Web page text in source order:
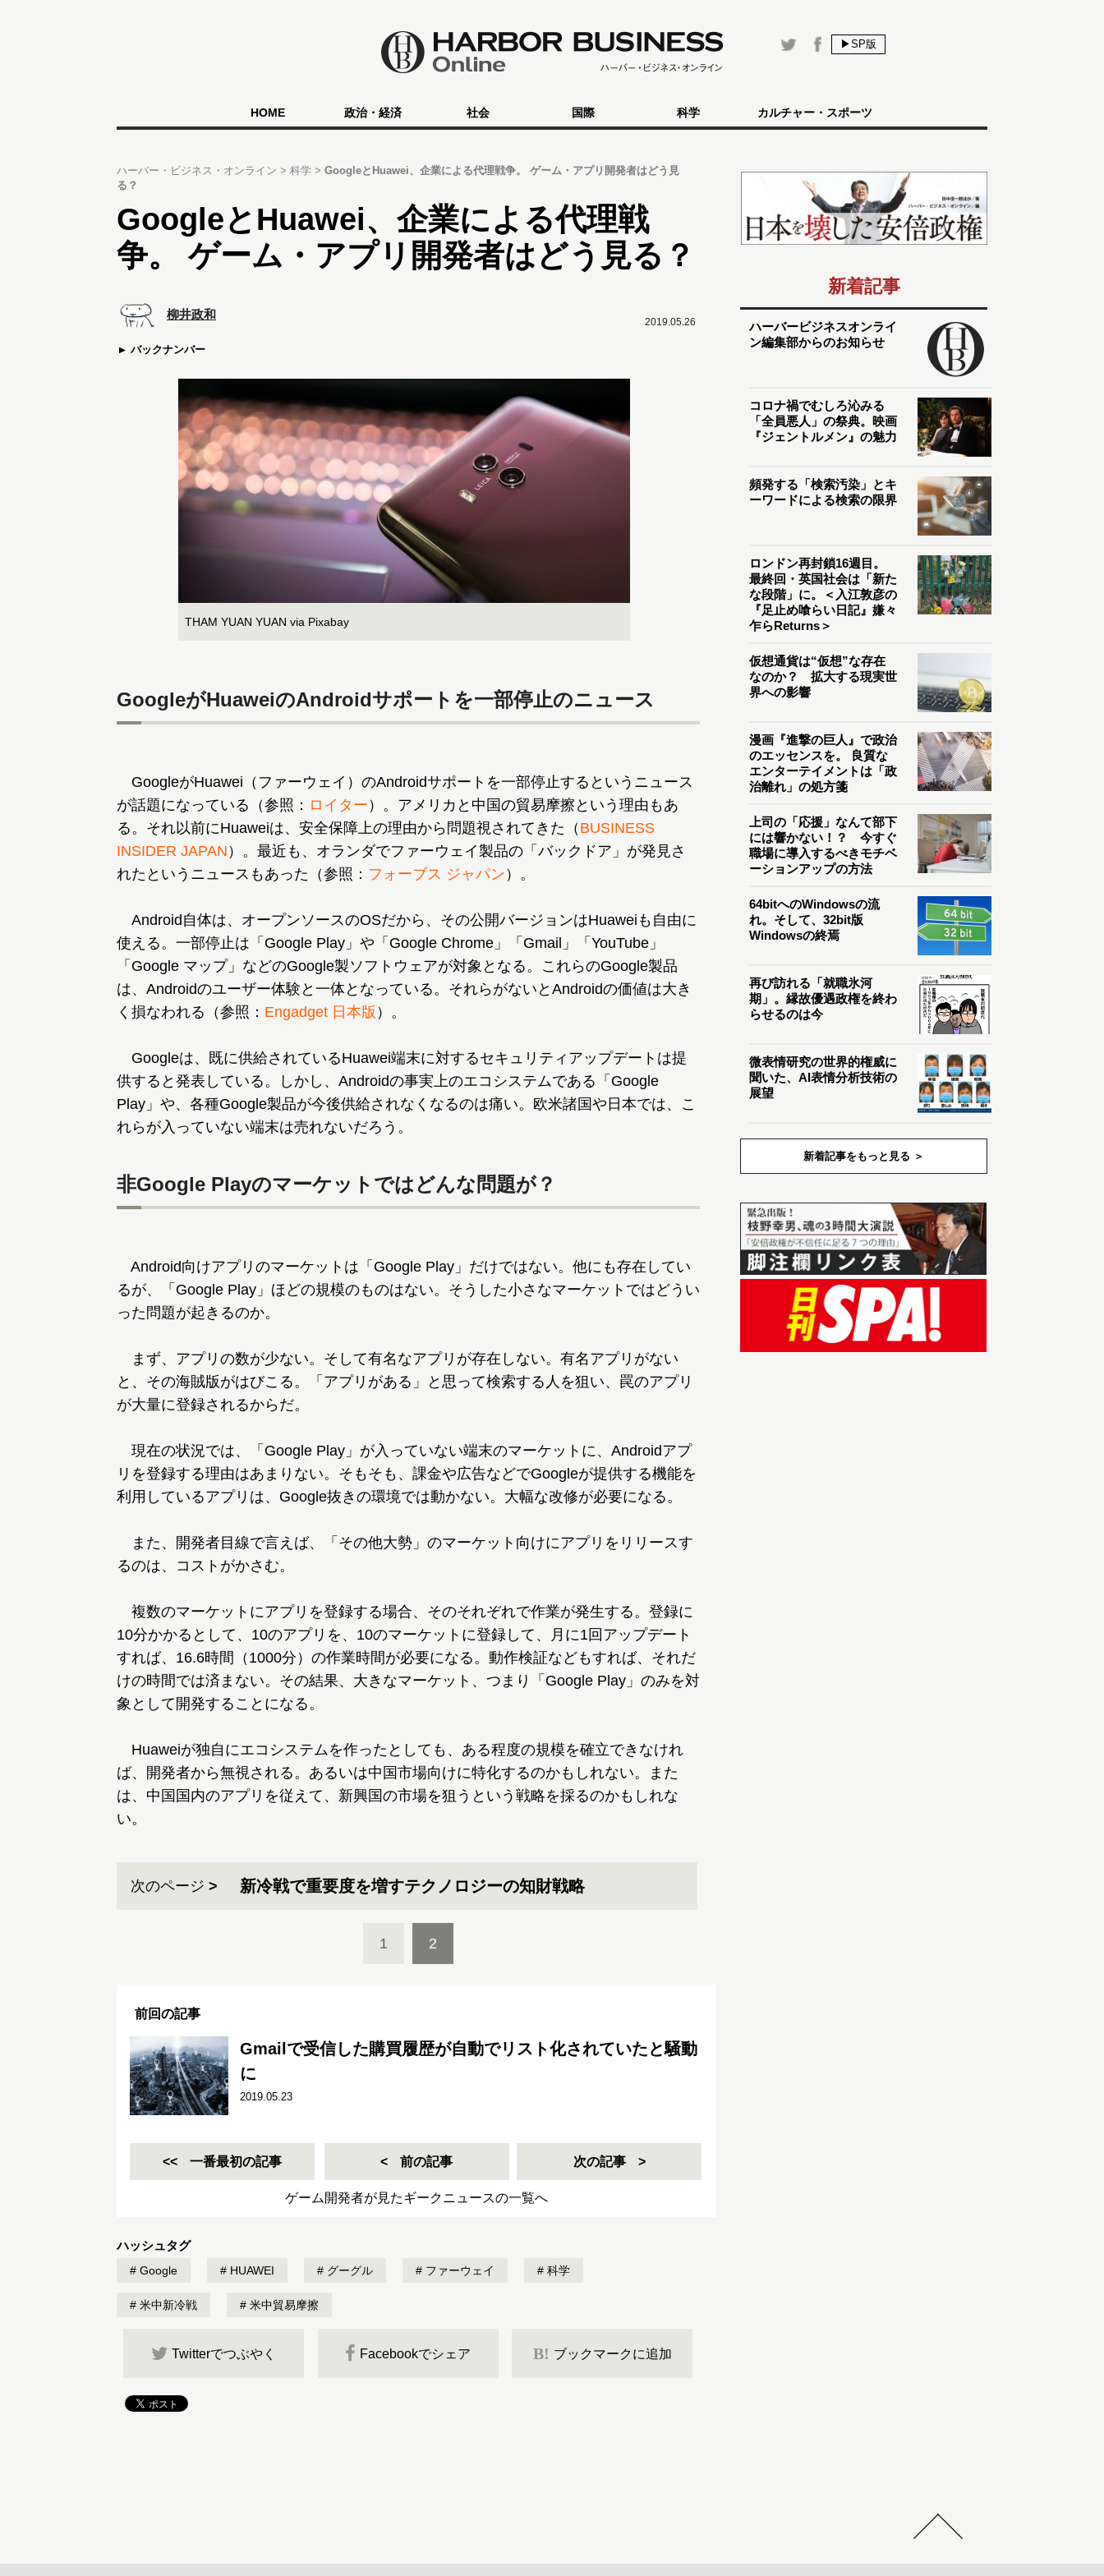
▶SP版
HOME 政治・経済 社会 国際 科学 カルチャー・スポーツ
ハーバー・ビジネス・オンライン 科学
GoogleとHuawei、企業による代理戦争。 ゲーム・アプリ開発者はどう見
る？
GoogleとHuawei、企業による代理戦
争。 ゲーム・アプリ開発者はどう見る？
2019.05.26
柳井政和
バックナンバー
THAM YUAN YUAN via Pixabay
GoogleがHuaweiのAndroidサポートを一部停止のニュース
GoogleがHuawei（ファーウェイ）のAndroidサポートを一部停止するというニュース
が話題になっている（参照： ロイター ）。アメリカと中国の貿易摩擦という理由もあ
る。それ以前にHuaweiは、安全保障上の理由から問題視されてきた（ BUSINESS
INSIDER JAPAN ）。最近も、オランダでファーウェイ製品の「バックドア」が発見さ
れたというニュースもあった（参照： フォーブス ジャパン ）。
Android自体は、オープンソースのOSだから、その公開バージョンはHuaweiも自由に
使える。一部停止は「Google Play」や「Google Chrome」「Gmail」「YouTube」
「Google マップ」などのGoogle製ソフトウェアが対象となる。これらのGoogle製品
は、Androidのユーザー体験と一体となっている。それらがないとAndroidの価値は大き
く損なわれる（参照： Engadget 日本版 ）。
Googleは、既に供給されているHuawei端末に対するセキュリティアップデートは提
供すると発表している。しかし、Androidの事実上のエコシステムである「Google
Play」や、各種Google製品が今後供給されなくなるのは痛い。欧米諸国や日本では、こ
れらが入っていない端末は売れないだろう。
非Google Playのマーケットではどんな問題が？
Android向けアプリのマーケットは「Google Play」だけではない。他にも存在してい
るが、「Google Play」ほどの規模のものはない。そうした小さなマーケットではどうい
った問題が起きるのか。
まず、アプリの数が少ない。そして有名なアプリが存在しない。有名アプリがない
と、その海賊版がはびこる。「アプリがある」と思って検索する人を狙い、罠のアプリ
が大量に登録されるからだ。
現在の状況では、「Google Play」が入っていない端末のマーケットに、Androidアプ
リを登録する理由はあまりない。そもそも、課金や広告などでGoogleが提供する機能を
利用しているアプリは、Google抜きの環境では動かない。大幅な改修が必要になる。
また、開発者目線で言えば、「その他大勢」のマーケット向けにアプリをリリースす
るのは、コストがかさむ。
複数のマーケットにアプリを登録する場合、そのそれぞれで作業が発生する。登録に
10分かかるとして、10のアプリを、10のマーケットに登録して、月に1回アップデート
すれば、16.6時間（1000分）の作業時間が必要になる。動作検証などもすれば、それだ
けの時間では済まない。その結果、大きなマーケット、つまり「Google Play」のみを対
象として開発することになる。
Huaweiが独自にエコシステムを作ったとしても、ある程度の規模を確立できなけれ
ば、開発者から無視される。あるいは中国市場向けに特化するのかもしれない。また
は、中国国内のアプリを従えて、新興国の市場を狙うという戦略を採るのかもしれな
い。
次のページ 新冷戦で重要度を増すテクノロジーの知財戦略
1 2
前回の記事
Gmailで受信した購買履歴が自動でリスト化されていたと騒動
に
2019.05.23
一番最初の記事 前の記事 次の記事
ゲーム開発者が見たギークニュースの一覧へ
ハッシュタグ
Google HUAWEI グーグル ファーウェイ 科学
米中新冷戦 米中貿易摩擦
Twitterでつぶやく Facebookでシェア B! ブックマークに追加
新着記事
ハーバービジネスオンライ
ン編集部からのお知らせ
コロナ禍でむしろ沁みる
「全員悪人」の祭典。映画
『ジェントルメン』の魅力
頻発する「検索汚染」とキ
ーワードによる検索の限界
ロンドン再封鎖16週目。
最終回・英国社会は「新た
な段階」に。＜入江敦彦の
『足止め喰らい日記』嫌々
乍らReturns＞
仮想通貨は“仮想”な存在
なのか？ 拡大する現実世
界への影響
漫画『進撃の巨人』で政治
のエッセンスを。 良質な
エンターテイメントは「政
治離れ」の処方箋
上司の「応援」なんて部下
には響かない！？ 今すぐ
職場に導入するべきモチベ
ーションアップの方法
64bitへのWindowsの流
れ。そして、32bit版
Windowsの終焉
再び訪れる「就職氷河
期」。縁故優遇政権を終わ
らせるのは今
微表情研究の世界的権威に
聞いた、AI表情分析技術の
展望
新着記事をもっと見る